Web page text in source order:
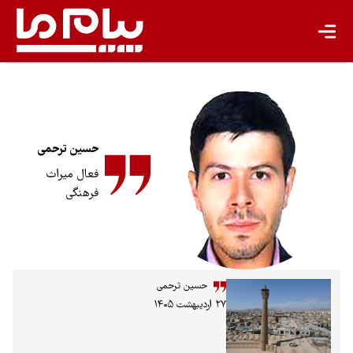
حسین ترحمی
فعال میراث
فرهنگی
حسین ترحمی
۲۷ اردیبهشت ۱۴۰۵